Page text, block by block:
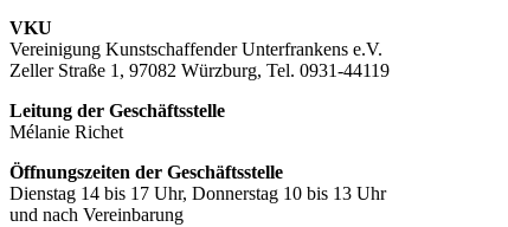
VKU
Vereinigung Kunstschaffender Unterfrankens e.V.
Zeller Straße 1, 97082 Würzburg, Tel. 0931-44119
Leitung der Geschäftsstelle
Mélanie Richet
Öffnungszeiten der Geschäftsstelle
Dienstag 14 bis 17 Uhr, Donnerstag 10 bis 13 Uhr
und nach Vereinbarung